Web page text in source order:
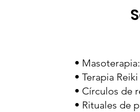
•
• Terapia Reiki
• Círculos de
• Rituales de